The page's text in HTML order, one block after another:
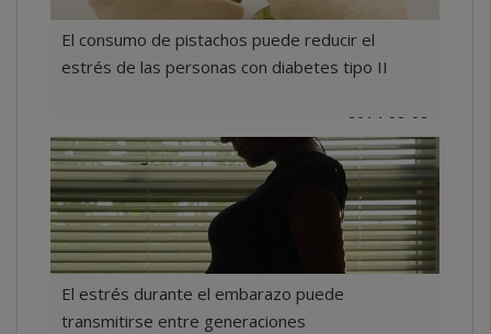
El consumo de pistachos puede reducir el
estrés de las personas con diabetes tipo II
2014-08-08
El estrés durante el embarazo puede
transmitirse entre generaciones